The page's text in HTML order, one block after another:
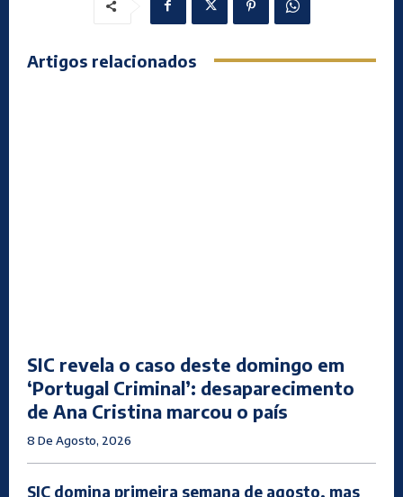
Artigos relacionados
SIC revela o caso deste domingo em
‘Portugal Criminal’: desaparecimento
de Ana Cristina marcou o país
8 De Agosto, 2026
SIC domina primeira semana de agosto, mas